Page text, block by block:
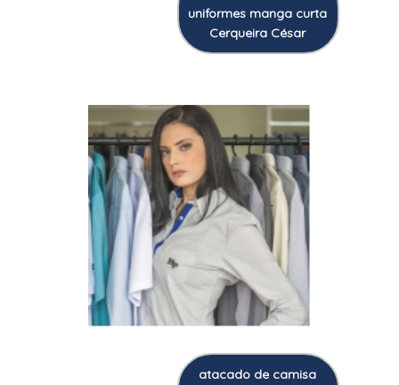
uniformes manga curta
Cerqueira César
atacado de camisa